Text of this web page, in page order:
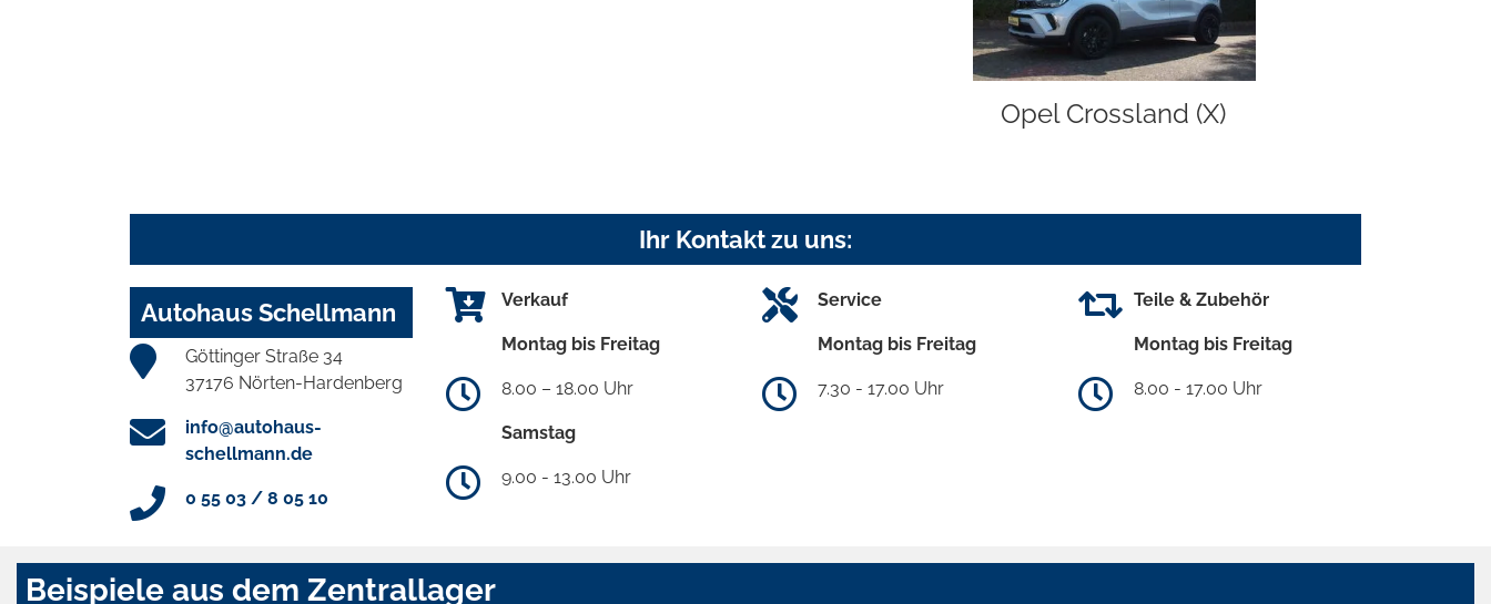
Opel Crossland (X)
Ihr Kontakt zu uns:
Autohaus Schellmann
Göttinger Straße 34
37176 Nörten-Hardenberg
info@autohaus-
schellmann.de
0 55 03 / 8 05 10
Verkauf
Montag bis Freitag
8.00 – 18.00 Uhr
Samstag
9.00 - 13.00 Uhr
Service
Montag bis Freitag
7.30 - 17.00 Uhr
Teile & Zubehör
Montag bis Freitag
8.00 - 17.00 Uhr
Beispiele aus dem Zentrallager